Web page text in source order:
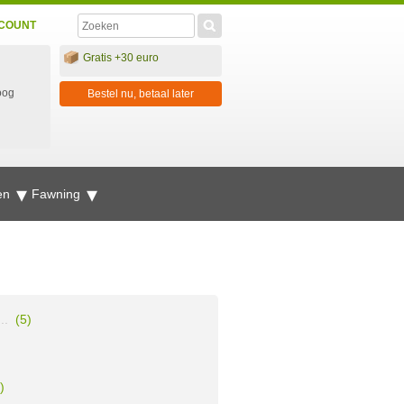
Gratis +30 euro
Bestel nu, betaal later
Fawning
(5)